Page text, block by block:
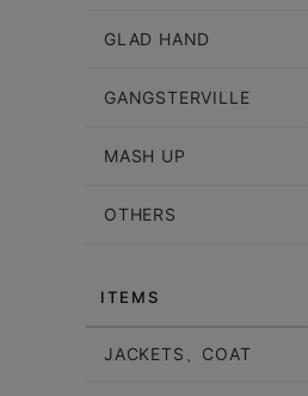
GLAD HAND
GANGSTERVILLE
MASH UP
OTHERS
ITEMS
JACKETS、COAT